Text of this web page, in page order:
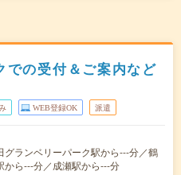
での受付＆ご案内など
WEB登録OK 派遣
グランベリーパーク駅から---分／鶴
から---分／成瀬駅から---分